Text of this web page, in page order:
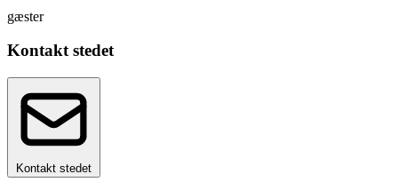
gæster
Kontakt stedet
Kontakt stedet